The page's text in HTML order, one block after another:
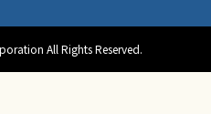
All Rights Reserved.